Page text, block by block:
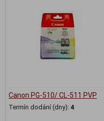
Canon PG-510/ CL-511 PVP
Termín dodání (dny): 4